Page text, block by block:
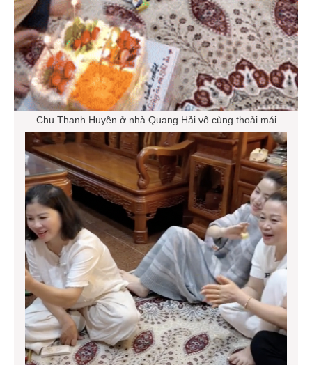
Chu Thanh Huyền ở nhà Quang Hải vô cùng thoải mái